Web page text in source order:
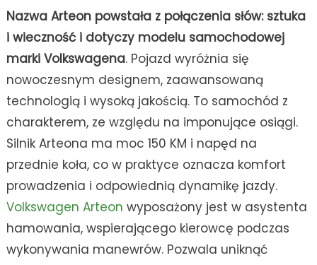
Nazwa Arteon powstała z połączenia słów: sztuka
i wieczność i dotyczy modelu samochodowej
marki Volkswagena. Pojazd wyróżnia się
nowoczesnym designem, zaawansowaną
technologią i wysoką jakością. To samochód z
charakterem, ze względu na imponujące osiągi.
Silnik Arteona ma moc 150 KM i napęd na
przednie koła, co w praktyce oznacza komfort
prowadzenia i odpowiednią dynamikę jazdy.
Volkswagen Arteon wyposażony jest w asystenta
hamowania, wspierającego kierowcę podczas
wykonywania manewrów. Pozwala uniknąć